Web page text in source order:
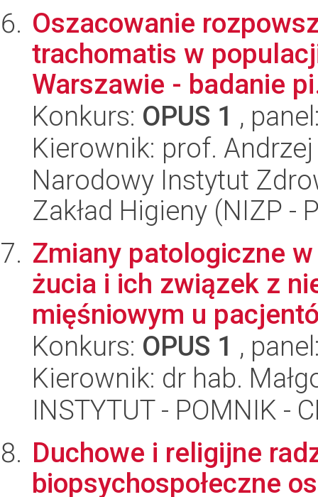
Oszacowanie
trachomatis w
Warszawie - badanie
Konkurs: OPUS 1 ,
Kierownik: prof.
Narodowy Instytut
Zakład Higieny (NIZP -
Zmiany patologiczne
żucia i ich związek z
mięśniowym u
Konkurs: OPUS 1 ,
Kierownik: dr hab.
INSTYTUT - POMNIK -
Duchowe i religijne
biopsychospołeczne